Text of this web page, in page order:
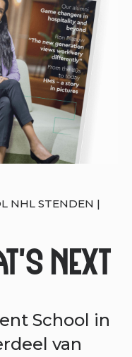
NHL STENDEN |
NEXT
School in
van